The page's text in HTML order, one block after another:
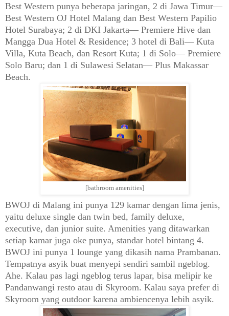
Best Western punya beberapa jaringan, 2 di Jawa Timur―
Best Western OJ Hotel Malang dan Best Western Papilio
Hotel Surabaya; 2 di DKI Jakarta― Premiere Hive dan
Mangga Dua Hotel & Residence; 3 hotel di Bali― Kuta
Villa, Kuta Beach, dan Resort Kuta; 1 di Solo― Premiere
Solo Baru; dan 1 di Sulawesi Selatan― Plus Makassar
Beach.
[bathroom amenities]
BWOJ di Malang ini punya 129 kamar dengan lima jenis,
yaitu deluxe single dan twin bed, family deluxe,
executive, dan junior suite. Amenities yang ditawarkan
setiap kamar juga oke punya, standar hotel bintang 4.
BWOJ ini punya 1 lounge yang dikasih nama Prambanan.
Tempatnya asyik buat menyepi sendiri sambil ngeblog.
Ahe. Kalau pas lagi ngeblog terus lapar, bisa melipir ke
Pandanwangi resto atau di Skyroom. Kalau saya prefer di
Skyroom yang outdoor karena ambiencenya lebih asyik.